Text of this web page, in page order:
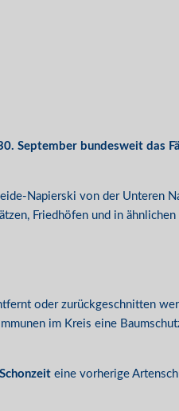
September bundesweit das
Napierski von der Unteren
Friedhöfen und in
oder zurückgeschnitten
im Kreis eine
Schonzeit eine vorherige